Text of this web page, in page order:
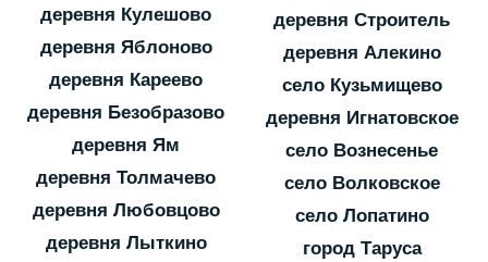
деревня Кулешово
деревня Яблоново
деревня Кареево
деревня Безобразово
деревня Ям
деревня Толмачево
деревня Любовцово
деревня Лыткино
деревня Строитель
деревня Алекино
село Кузьмищево
деревня Игнатовское
село Вознесенье
село Волковское
село Лопатино
город Таруса